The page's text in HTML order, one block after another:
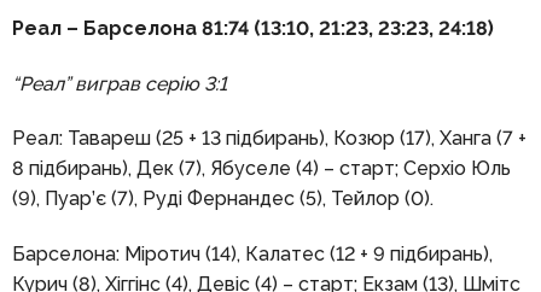
Реал – Барселона 81:74 (13:10, 21:23, 23:23, 24:18)
“Реал”виграв серію 3:1
Реал: Тавареш (25 + 13 підбирань), Козюр (17), Ханга (7 +
8 підбирань), Дек (7), Ябуселе (4) – старт; Серхіо Юль
(9), Пуар’є (7), Руді Фернандес (5), Тейлор (0).
Барселона: Міротич (14), Калатес (12 + 9 підбирань),
Курич (8), Хіггінс (4), Девіс (4) – старт; Екзам (13), Шмітс